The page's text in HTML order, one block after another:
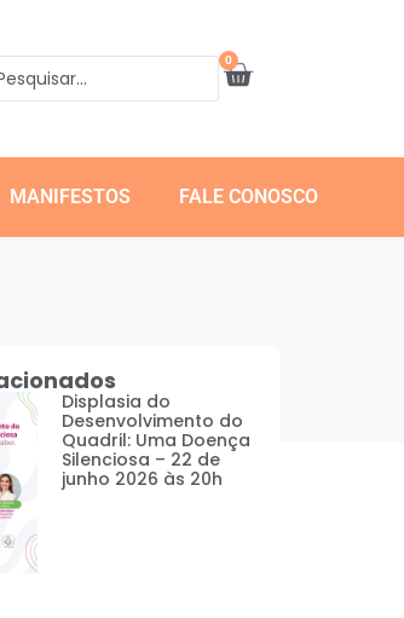
0
MANIFESTOS FALE CONOSCO
Displasia do
Desenvolvimento do
Quadril: Uma Doença
Silenciosa – 22 de
junho 2026 às 20h